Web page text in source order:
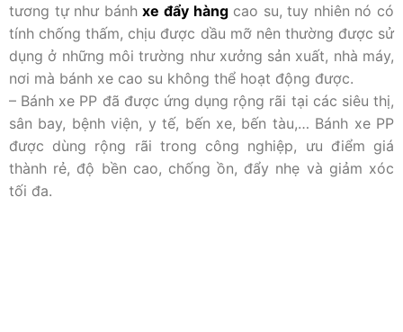
tương tự như bánhxe đẩy hàngcao su, tuy nhiên nó có
tính chống thấm, chịu được dầu mỡ nên thường được sử
dụng ở những môi trường như xưởng sản xuất, nhà máy,
nơi mà bánh xe cao su không thể hoạt động được.
– Bánh xe PP đã được ứng dụng rộng rãi tại các siêu thị,
sân bay, bệnh viện, y tế, bến xe, bến tàu,… Bánh xe PP
được dùng rộng rãi trong công nghiệp, ưu điểm giá
thành rẻ, độ bền cao, chống ồn, đẩy nhẹ và giảm xóc
tối đa.